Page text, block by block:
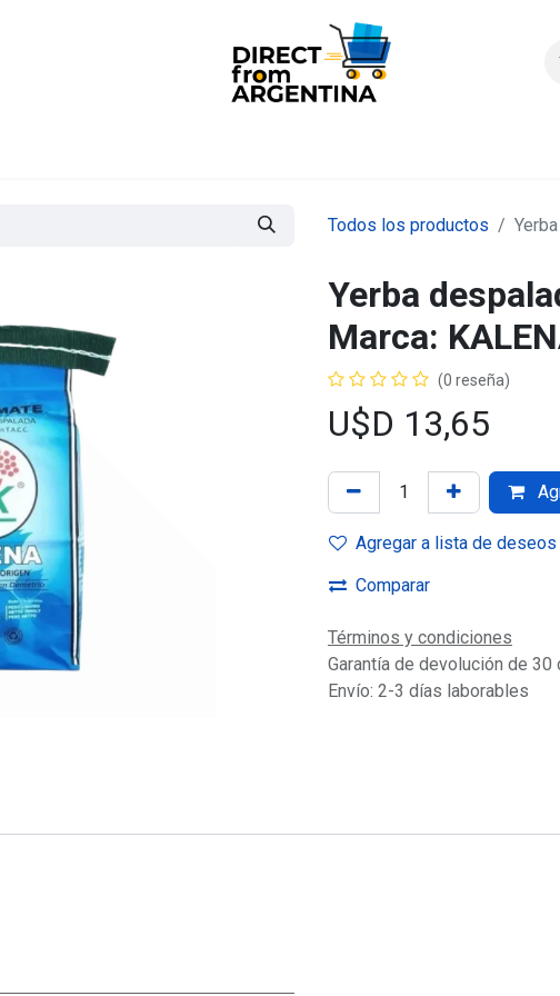
Todos los productos
Yerba
Marca:
(0 reseña)
U$D 13,65
Agregar a lista de deseos
Comparar
Términos y condiciones
Garantía de devolución de 30
Envío: 2-3 días laborables